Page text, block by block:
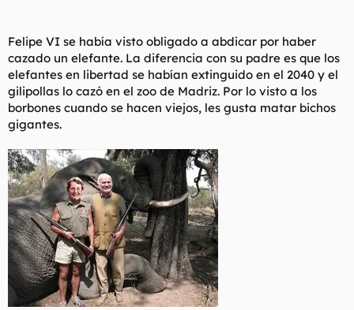
Felipe VI se había visto obligado a abdicar por haber
cazado un elefante. La diferencia con su padre es que los
elefantes en libertad se habían extinguido en el 2040 y el
gilipollas lo cazó en el zoo de Madriz. Por lo visto a los
borbones cuando se hacen viejos, les gusta matar bichos
gigantes.